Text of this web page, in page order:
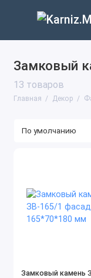
Замковый
13 товаров
Главная Декор
Замковый камень